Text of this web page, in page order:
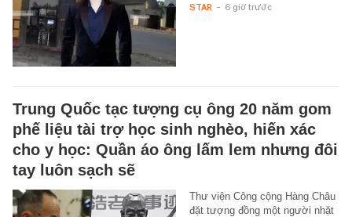
STAR - 6 giờ trước
Trung Quốc tạc tượng cụ ông 20 năm gom
phế liệu tài trợ học sinh nghèo, hiến xác
cho y học: Quần áo ông lấm lem nhưng đôi
tay luôn sạch sẽ
Thư viện Công cộng Hàng Châu
đặt tượng đồng một người nhặt